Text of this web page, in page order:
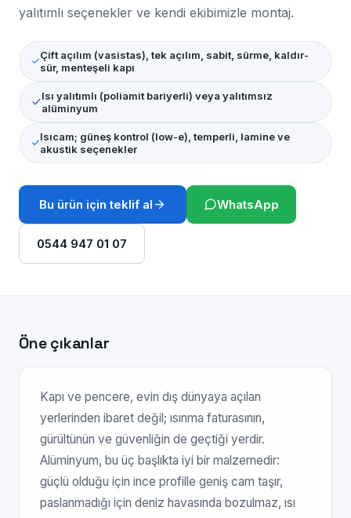
yalıtımlı seçenekler ve kendi ekibimizle montaj.
Çift açılım (vasistas), tek açılım, sabit, sürme, kaldır-
sür, menteşeli kapı
Isı yalıtımlı (poliamit bariyerli) veya yalıtımsız
alüminyum
Isıcam; güneş kontrol (low-e), temperli, lamine ve
akustik seçenekler
Bu ürün için teklif al WhatsApp
0544 947 01 07
Öne çıkanlar
Kapı ve pencere, evin dış dünyaya açılan
yerlerinden ibaret değil; ısınma faturasının,
gürültünün ve güvenliğin de geçtiği yerdir.
Alüminyum, bu üç başlıkta iyi bir malzemedir:
güçlü olduğu için ince profille geniş cam taşır,
paslanmadığı için deniz havasında bozulmaz, ısı